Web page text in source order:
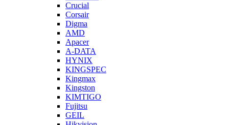
Crucial
Corsair
Digma
AMD
Apacer
A-DATA
HYNIX
KINGSPEC
Kingmax
Kingston
KIMTIGO
Fujitsu
GEIL